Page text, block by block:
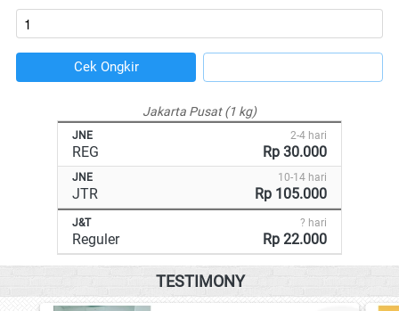
`Cek Ongkir
Jakarta Pusat (1 kg)
JNE
REG
2-4 hari
Rp 30.000
JNE
JTR
10-14 hari
Rp 105.000
J&T
Reguler
? hari
Rp 22.000
TESTIMONY